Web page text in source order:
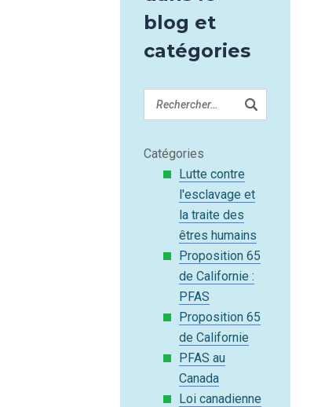
blog et
catégories
Catégories
Lutte contre
l'esclavage et
la traite des
êtres humains
Proposition 65
de Californie :
PFAS
Proposition 65
de Californie
PFAS au
Canada
Loi canadienne